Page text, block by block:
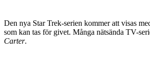
Den nya Star Trek-serien kommer att visas
som kan tas för givet. Många nätsända TV-
Carter.